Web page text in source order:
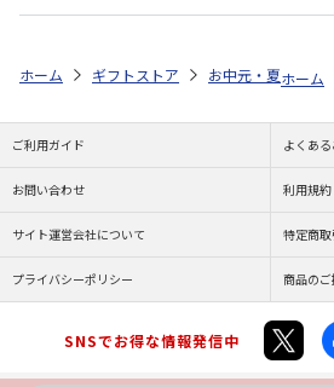
ホーム ギフトストア お中元・夏ギフト
ホーム
ご利用ガイド よくあ
お問い合わせ 利用規約
サイト運営会社について 特定商
プライバシーポリシー 商品の
SNSでお得な情報発信中